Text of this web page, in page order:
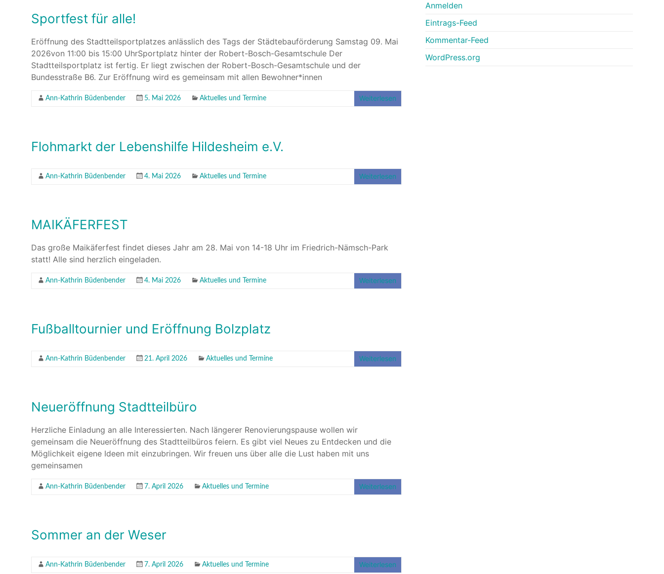
Sportfest für alle!
Eröffnung des Stadtteilsportplatzes anlässlich des Tags der Städtebauförderung Samstag 09. Mai
2026von 11:00 bis 15:00 UhrSportplatz hinter der Robert-Bosch-Gesamtschule Der
Stadtteilsportplatz ist fertig. Er liegt zwischen der Robert-Bosch-Gesamtschule und der
Bundesstraße B6. Zur Eröffnung wird es gemeinsam mit allen Bewohner*innen
Ann-Kathrin Büdenbender 5. Mai 2026 Aktuelles und Termine Weiterlesen
Flohmarkt der Lebenshilfe Hildesheim e.V.
Ann-Kathrin Büdenbender 4. Mai 2026 Aktuelles und Termine Weiterlesen
MAIKÄFERFEST
Das große Maikäferfest findet dieses Jahr am 28. Mai von 14-18 Uhr im Friedrich-Nämsch-Park
statt! Alle sind herzlich eingeladen.
Ann-Kathrin Büdenbender 4. Mai 2026 Aktuelles und Termine Weiterlesen
Fußballtournier und Eröffnung Bolzplatz
Ann-Kathrin Büdenbender 21. April 2026 Aktuelles und Termine Weiterlesen
Neueröffnung Stadtteilbüro
Herzliche Einladung an alle Interessierten. Nach längerer Renovierungspause wollen wir
gemeinsam die Neueröffnung des Stadtteilbüros feiern. Es gibt viel Neues zu Entdecken und die
Möglichkeit eigene Ideen mit einzubringen. Wir freuen uns über alle die Lust haben mit uns
gemeinsamen
Ann-Kathrin Büdenbender 7. April 2026 Aktuelles und Termine Weiterlesen
Sommer an der Weser
Ann-Kathrin Büdenbender 7. April 2026 Aktuelles und Termine Weiterlesen
Anmelden
Eintrags-Feed
Kommentar-Feed
WordPress.org